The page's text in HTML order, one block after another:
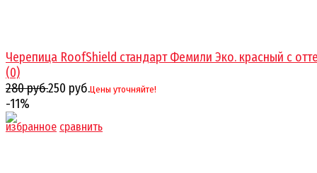
избранное сравнить
Черепица RoofShield стандарт Фемили Эко. красный с
(0)
280 руб.250 руб.Цены уточняйте!
-11%